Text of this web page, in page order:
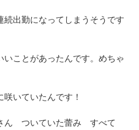
出勤になってしまうそうです
とがあったんです。めちゃ
いていたんです！
ん ついていた蕾み すべて